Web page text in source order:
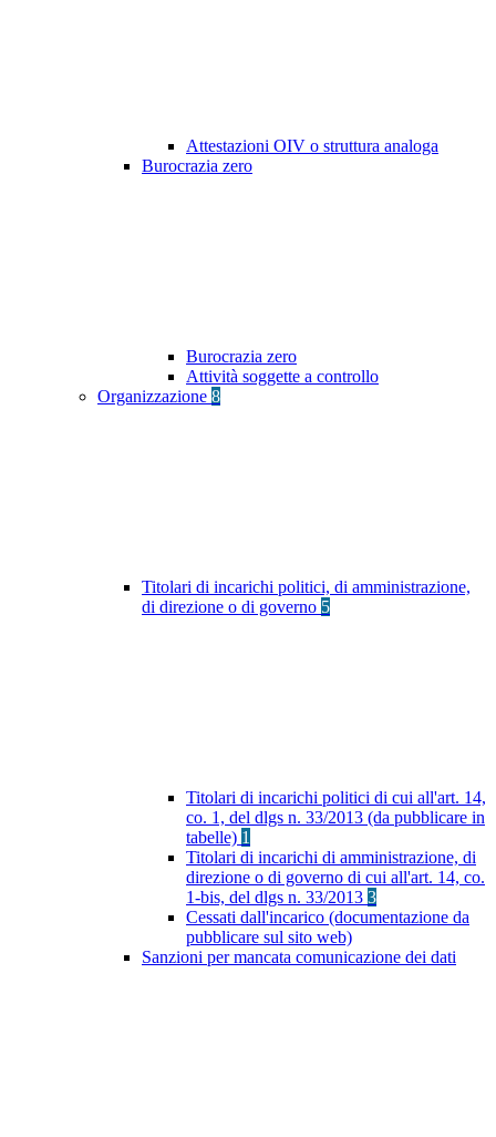
Attestazioni OIV o struttura analoga
Burocrazia zero
Burocrazia zero
Attività soggette a controllo
Organizzazione 8
Titolari di incarichi politici, di amministrazione,
di direzione o di governo 5
Titolari di incarichi politici di cui all'art. 14,
co. 1, del dlgs n. 33/2013 (da pubblicare in
tabelle) 1
Titolari di incarichi di amministrazione, di
direzione o di governo di cui all'art. 14, co.
1-bis, del dlgs n. 33/2013 3
Cessati dall'incarico (documentazione da
pubblicare sul sito web)
Sanzioni per mancata comunicazione dei dati